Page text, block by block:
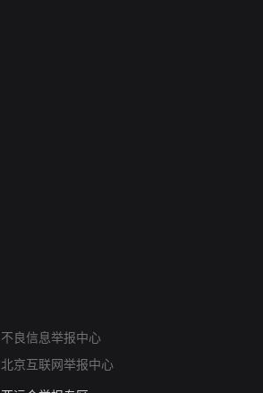
不良信息举报中心
北京互联网举报中心
算法推荐专项举报